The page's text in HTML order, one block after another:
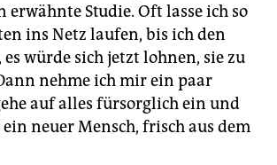
erwähnte Studie. Oft lasse ich so
ins Netz laufen, bis ich den
würde sich jetzt lohnen, sie zu
nehme ich mir ein paar
auf alles fürsorglich ein und
neuer Mensch, frisch aus dem